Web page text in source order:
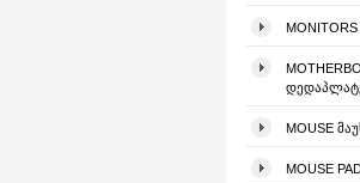
MOUSE
MOUSE